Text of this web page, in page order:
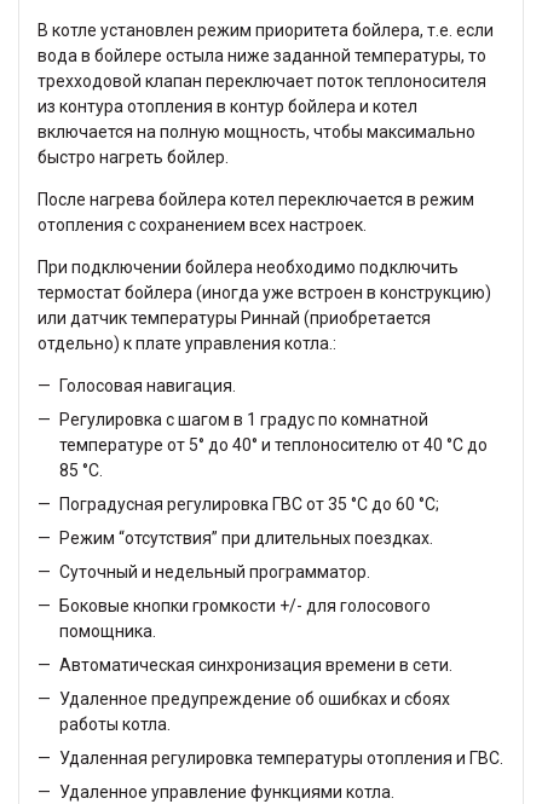
В котле установлен режим приоритета бойлера, т.е. если
вода в бойлере остыла ниже заданной температуры, то
трехходовой клапан переключает поток теплоносителя
из контура отопления в контур бойлера и котел
включается на полную мощность, чтобы максимально
быстро нагреть бойлер.
После нагрева бойлера котел переключается в режим
отопления с сохранением всех настроек.
При подключении бойлера необходимо подключить
термостат бойлера (иногда уже встроен в конструкцию)
или датчик температуры Риннай (приобретается
отдельно) к плате управления котла.:
Голосовая навигация.
Регулировка с шагом в 1 градус по комнатной
температуре от 5° до 40° и теплоносителю от 40 °C до
85 °C.
Поградусная регулировка ГВС от 35 °C до 60 °C;
Режим “отсутствия” при длительных поездках.
Суточный и недельный программатор.
Боковые кнопки громкости +/- для голосового
помощника.
Автоматическая синхронизация времени в сети.
Удаленное предупреждение об ошибках и сбоях
работы котла.
Удаленная регулировка температуры отопления и ГВС.
Удаленное управление функциями котла.